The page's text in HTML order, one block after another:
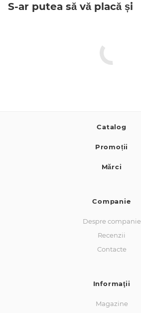
S-ar putea să vă placă și
Catalog
Promoții
Mărci
Companie
Despre companie
Recenzii
Contacte
Informaţii
Magazine